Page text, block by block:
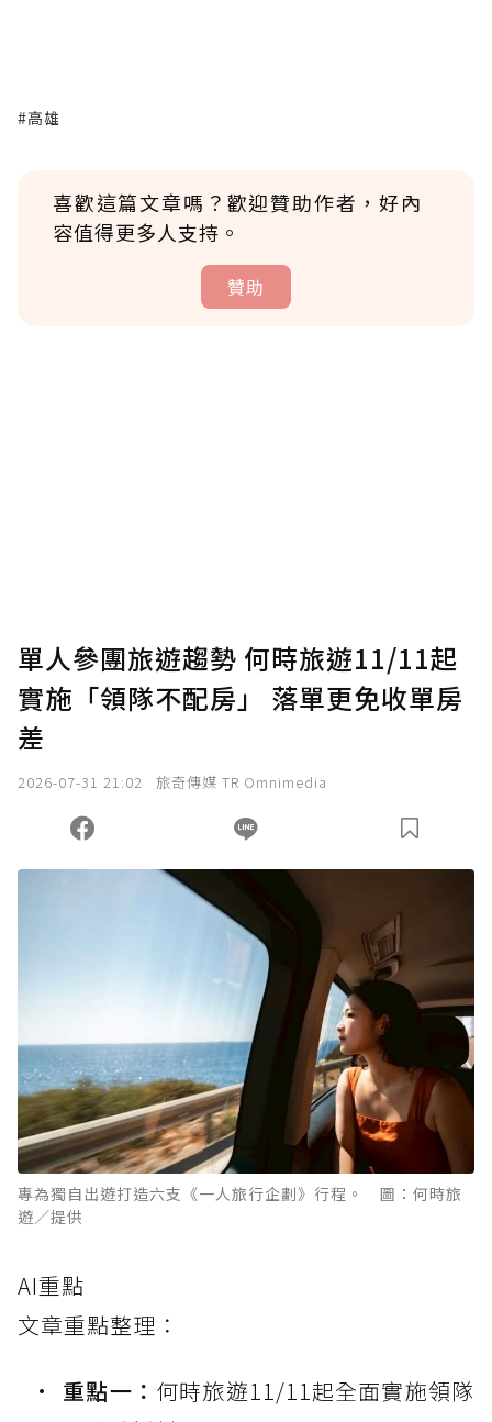
#高雄
喜歡這篇文章嗎？歡迎贊助作者，好內
容值得更多人支持。
贊助
確認送出
您當前剩餘 U 利點數：0點；前往 購買點數
單人參團旅遊趨勢 何時旅遊11/11起
實施「領隊不配房」 落單更免收單房
差
2026-07-31 21:02 旅奇傳媒 TR Omnimedia
專為獨自出遊打造六支《一人旅行企劃》行程。 圖：何時旅
遊／提供
AI重點
文章重點整理：
重點一： 何時旅遊11/11起全面實施領隊